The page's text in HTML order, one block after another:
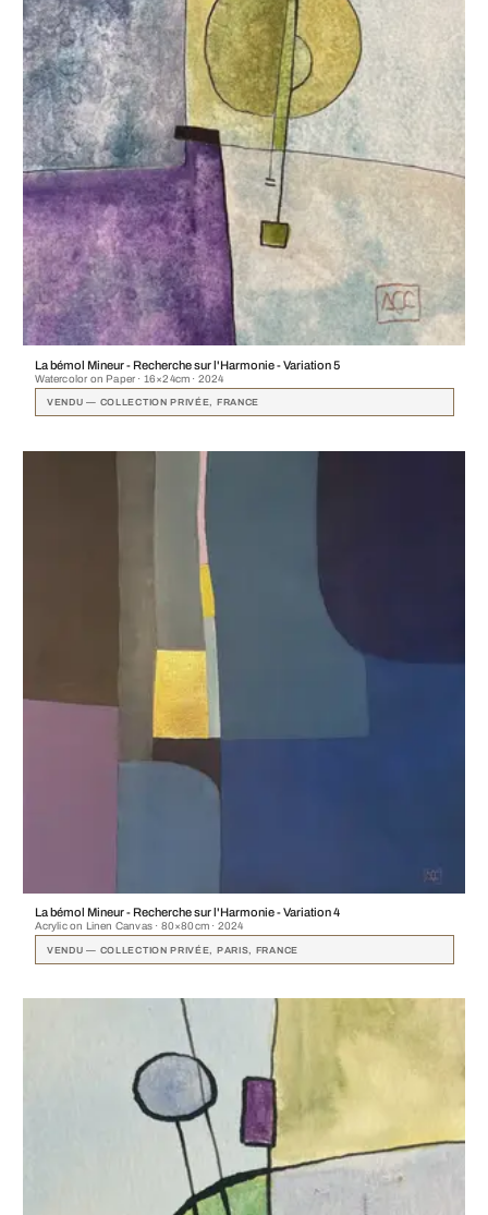
La bémol Mineur - Recherche sur l'Harmonie - Variation 5
Watercolor on Paper · 16×24cm · 2024
VENDU — COLLECTION PRIVÉE, FRANCE
La bémol Mineur - Recherche sur l'Harmonie - Variation 4
Acrylic on Linen Canvas · 80×80cm · 2024
VENDU — COLLECTION PRIVÉE, PARIS, FRANCE